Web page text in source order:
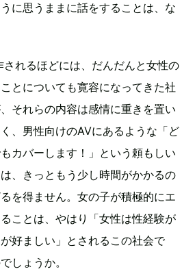
に思うままに話をすることは、な
れるほどには、だんだんと女性の
とについても寛容になってきた社
それらの内容は感情に重きを置い
、男性向けのAVにあるような「ど
カバーします！」という頼もしい
、きっともう少し時間がかかるの
を得ません。女の子が積極的にエ
ことは、やはり「女性は性経験が
好ましい」とされるこの社会で
しょうか。